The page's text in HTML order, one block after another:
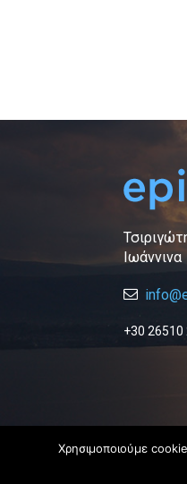
Ιωάννινα
+30 26510
Χρησιμοποιούμε